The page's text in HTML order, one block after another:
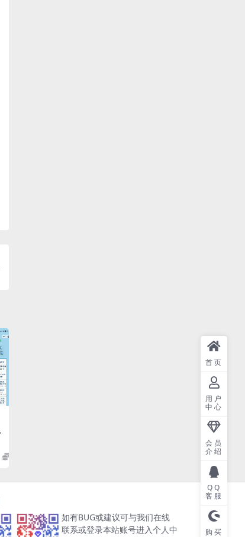
如有BUG或建议可与我们在线
联系或登录本站账号进入个人中
首页
用户
中心
会员
介绍
QQ
客服
购买